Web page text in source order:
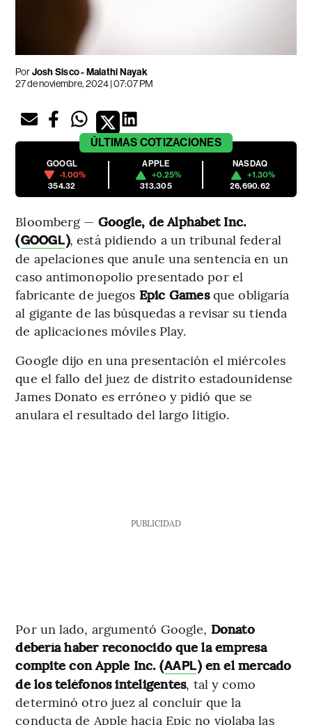
PorJosh Sisco - Malathi Nayak
27 de noviembre, 2024 | 07:07 PM
ÚLTIMAS COTIZACIONES
GOOGL
-1.00%
354.32
APPLE
+0.25%
313.305
NASDAQ
+1.30%
26,690.62
Bloomberg — Google, de Alphabet Inc.
(GOOGL), está pidiendo a un tribunal federal
de apelaciones que anule una sentencia en un
caso antimonopolio presentado por el
fabricante de juegos Epic Gamesque obligaría
al gigante de las búsquedas a revisar su tienda
de aplicaciones móviles Play.
Google dijo en una presentación el miércoles
que el fallo del juez de distrito estadounidense
James Donato es erróneo y pidió que se
anulara el resultado del largo litigio.
PUBLICIDAD
Por un lado, argumentó Google, Donato
debería haber reconocido que la empresa
compite con Apple Inc. (AAPL) en el mercado
de los teléfonos inteligentes, tal y como
determinó otro juez al concluir que la
conducta de Apple hacia Epic no violaba las